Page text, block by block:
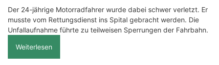
Der 24-jährige Motorradfahrer wurde dabei schwer verletzt. Er
musste vom Rettungsdienst ins Spital gebracht werden. Die
Unfallaufnahme führte zu teilweisen Sperrungen der Fahrbahn.
Weiterlesen